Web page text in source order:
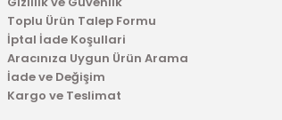
Toplu Ürün Talep Formu
İptal İade Koşullari
Aracınıza Uygun Ürün Arama
İade ve Değişim
Kargo ve Teslimat